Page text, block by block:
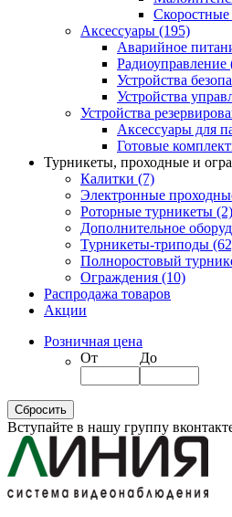
Аксессуары (195)
Аварийное
Радиоуправление
Устройства
Устройства
Устройства
Аксессуары для
Готовые
Турникеты, проходные и
Калитки (7)
Электронные
Роторные турникеты (2)
Дополнительное
Турникеты-триподы
Полноростовый
Ограждения (10)
Распродажа товаров
Акции
Розничная цена
От
До
Вступайте в нашу группу